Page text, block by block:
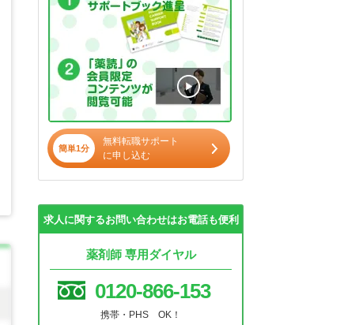
簡単1分
無料転職サポート
に申し込む
求人に関するお問い合わせはお電話も便利
薬剤師 専用ダイヤル
0120-866-153
携帯・PHS OK！